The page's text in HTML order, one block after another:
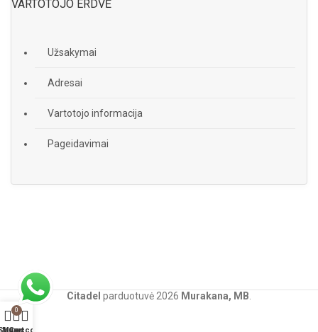
VARTOTOJO ERDVĖ
Užsakymai
Adresai
Vartotojo informacija
Pageidavimai
Citadel parduotuvė 2026 Murakana, MB
0